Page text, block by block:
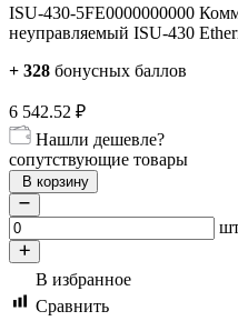
ISU-430-5FE0000000000
неуправляемый ISU-430
+ 328 бонусных баллов
6 542.52 ₽
Нашли дешевле?
сопутствующие товары
В корзину
В избранное
Сравнить